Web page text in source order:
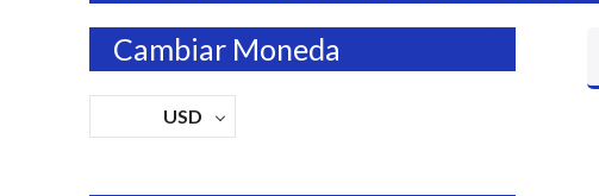
Cambiar Moneda
USD